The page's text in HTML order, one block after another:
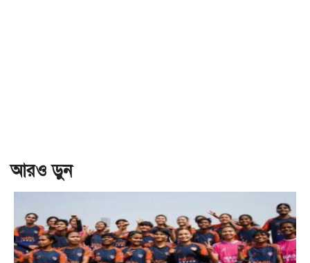
আরও ড়ুন